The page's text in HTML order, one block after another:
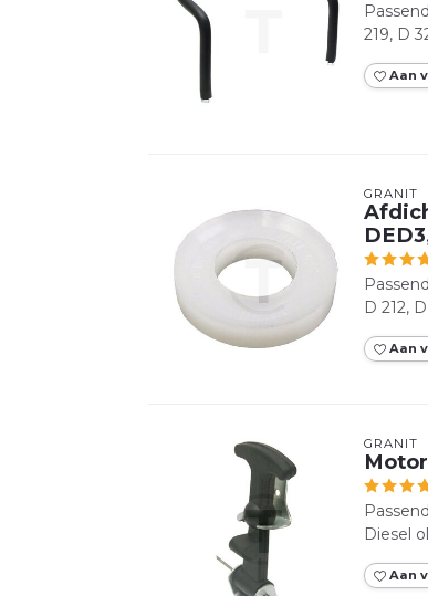
219, D
Aan
GRANIT
D 212,
Aan
GRANIT
Diesel
Aan